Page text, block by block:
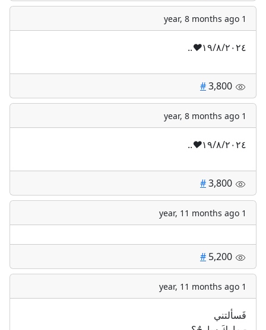
1 year, 8 months ago
١٩/٨/٢٠٢٤♥️
..
#
1 year, 8 months ago
١٩/٨/٢٠٢٤♥️
..
#
1 year, 11 months ago
#
1 year, 11 months ago
فَسألتني